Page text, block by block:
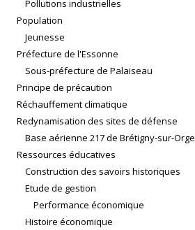
Pollutions industrielles
Population
Jeunesse
Préfecture de l'Essonne
Sous-préfecture de Palaiseau
Principe de précaution
Réchauffement climatique
Redynamisation des sites de défense
Base aérienne 217 de Brétigny-sur-Orge
Ressources éducatives
Construction des savoirs historiques
Etude de gestion
Performance économique
Histoire économique